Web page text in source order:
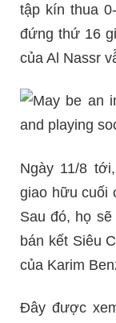
tập kín thua
đứng thứ 16
của Al Nassr
Ngày 11/8
giao hữu cuối
Sau đó, họ
bán kết Siêu
của Karim
Đây được